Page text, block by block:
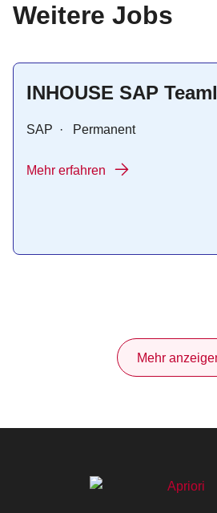
:
Weitere Jobs
INHOUSE SAP
SAP · Permanent
Mehr erfahren
Mehr